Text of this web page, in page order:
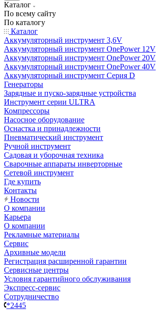
Каталог
По всему сайту
По каталогу
Каталог
Аккумуляторный инструмент 3,6V
Аккумуляторный инструмент OnePower 12V
Аккумуляторный инструмент OnePower 20V
Аккумуляторный инструмент OnePower 40V
Аккумуляторный инструмент Серия D
Генераторы
Зарядные и пуско-зарядные устройства
Инструмент серии ULTRA
Компрессоры
Насосное оборудование
Оснастка и принадлежности
Пневматический инструмент
Ручной инструмент
Садовая и уборочная техника
Сварочные аппараты инверторные
Сетевой инструмент
Где купить
Контакты
Новости
О компании
Карьера
О компании
Рекламные материалы
Сервис
Архивные модели
Регистрация расширенной гарантии
Сервисные центры
Условия гарантийного обслуживания
Экспресс-сервис
Сотрудничество
*2445